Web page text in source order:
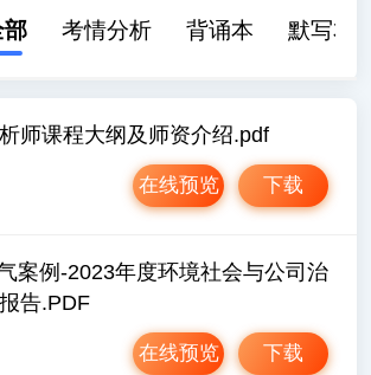
部 考情分析 背诵本 默写本
师课程大纲及师资介绍.pdf
下载
在线预览
案例-2023年度环境社会与公司治
告.PDF
下载
在线预览